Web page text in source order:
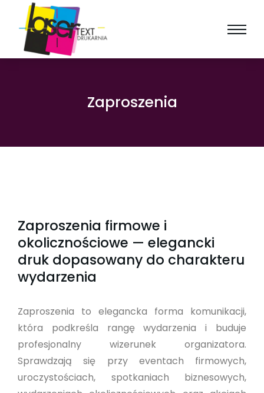
Zaproszenia
Zaproszenia firmowe i
okolicznościowe — elegancki
druk dopasowany do charakteru
wydarzenia
Zaproszenia to elegancka forma komunikacji,
która podkreśla rangę wydarzenia i buduje
profesjonalny wizerunek organizatora.
Sprawdzają się przy eventach firmowych,
uroczystościach, spotkaniach biznesowych,